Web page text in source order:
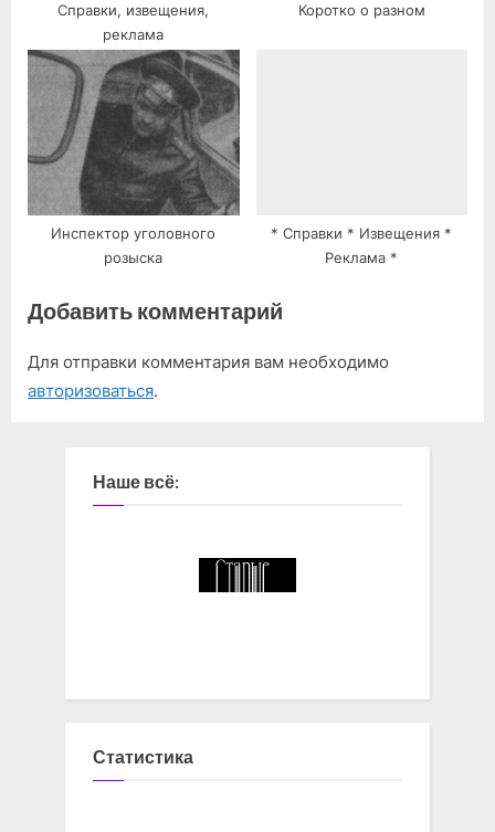
Справки, извещения,
реклама
Коротко о разном
Инспектор уголовного
розыска
* Справки * Извещения *
Реклама *
Добавить комментарий
Для отправки комментария вам необходимо
авторизоваться.
Наше всё:
Статистика